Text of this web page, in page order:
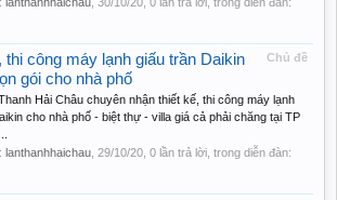
Chủ đề
thi công máy lạnh giấu trần Daikin
gói cho nhà phố
Hải Châu chuyên nhận thiết kế, thi công máy lạnh
cho nhà phố - biệt thự - villa giá cả phải chăng tại TP
lanthanhhaichau 29/10/20 , 0 lần trả lời, trong diễn đàn: